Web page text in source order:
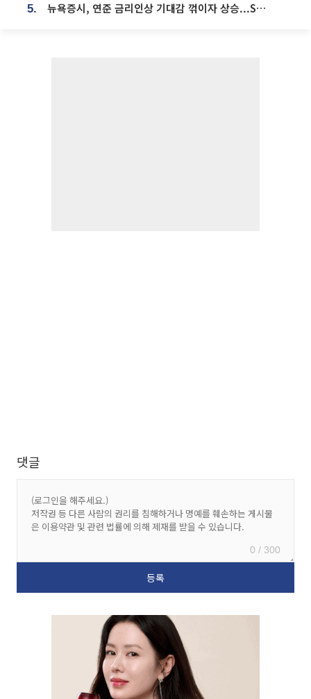
5. 뉴욕증시, 연준 금리인상 기대감 꺾이자 상승...S&P500 사상 최고치 [종합]
댓글
0 / 300